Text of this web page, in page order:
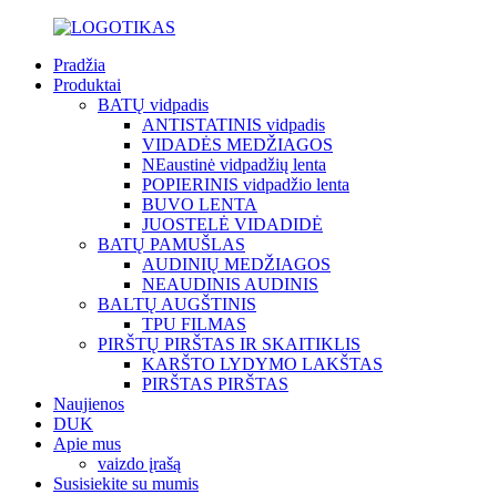
Pradžia
Produktai
BATŲ vidpadis
ANTISTATINIS vidpadis
VIDADĖS MEDŽIAGOS
NEaustinė vidpadžių lenta
POPIERINIS vidpadžio lenta
BUVO LENTA
JUOSTELĖ VIDADIDĖ
BATŲ PAMUŠLAS
AUDINIŲ MEDŽIAGOS
NEAUDINIS AUDINIS
BALTŲ AUGŠTINIS
TPU FILMAS
PIRŠTŲ PIRŠTAS IR SKAITIKLIS
KARŠTO LYDYMO LAKŠTAS
PIRŠTAS PIRŠTAS
Naujienos
DUK
Apie mus
vaizdo įrašą
Susisiekite su mumis